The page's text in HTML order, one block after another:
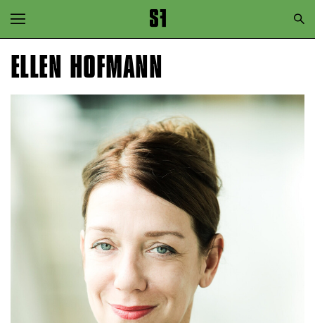
Zur Hauptnavigation springen
Zum Hauptinhalt springen
ELLEN HOFMANN